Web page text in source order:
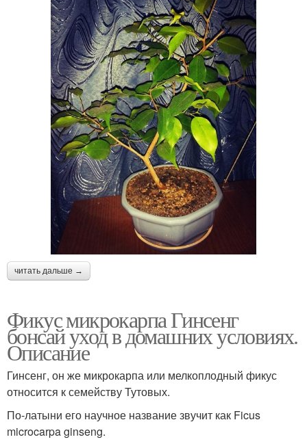
читать дальше →
Фикус микрокарпа Гинсенг
бонсай уход в домашних условиях.
Описание
Гинсенг, он же микрокарпа или мелкоплодный фикус
относится к семейству Тутовых.
По-латыни его научное название звучит как Ficus
microcarpa ginseng.